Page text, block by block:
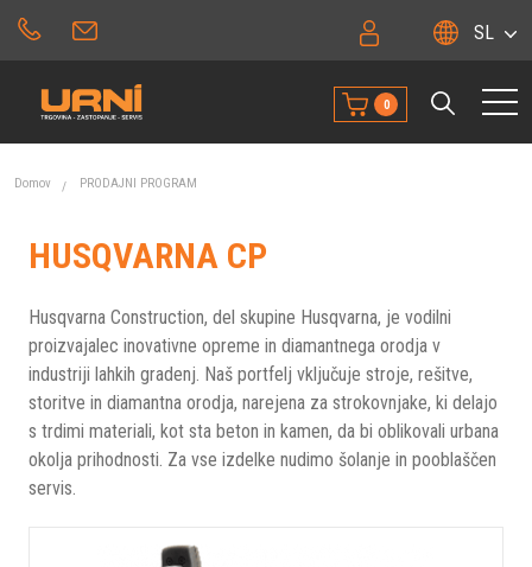
SL
0
Domov PRODAJNI PROGRAM
HUSQVARNA CP
Husqvarna Construction, del skupine Husqvarna, je vodilni
proizvajalec inovativne opreme in diamantnega orodja v
industriji lahkih gradenj. Naš portfelj vključuje stroje, rešitve,
storitve in diamantna orodja, narejena za strokovnjake, ki delajo
s trdimi materiali, kot sta beton in kamen, da bi oblikovali urbana
okolja prihodnosti. Za vse izdelke nudimo šolanje in pooblaščen
servis.